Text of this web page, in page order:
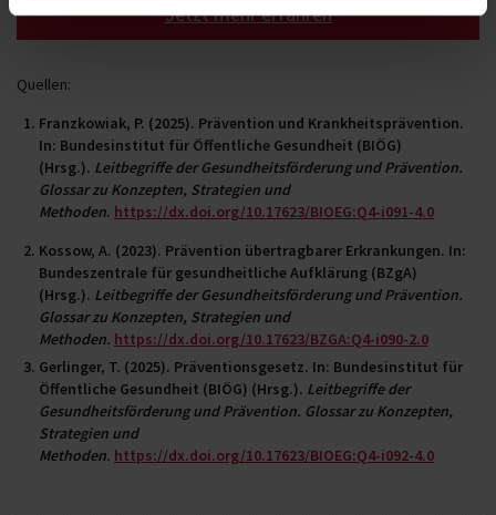
Jetzt mehr erfahren
Quellen:
Franzkowiak, P. (2025). Prävention und Krankheitsprävention.
In: Bundesinstitut für Öffentliche Gesundheit (BIÖG)
(Hrsg.). Leitbegriffe der Gesundheitsförderung und Prävention.
Glossar zu Konzepten, Strategien und
Methoden. https://dx.doi.org/10.17623/BIOEG:Q4-i091-4.0
Kossow, A. (2023). Prävention übertragbarer Erkrankungen. In:
Bundeszentrale für gesundheitliche Aufklärung (BZgA)
(Hrsg.). Leitbegriffe der Gesundheitsförderung und Prävention.
Glossar zu Konzepten, Strategien und
Methoden. https://dx.doi.org/10.17623/BZGA:Q4-i090-2.0
Gerlinger, T. (2025). Präventionsgesetz. In: Bundesinstitut für
Öffentliche Gesundheit (BIÖG) (Hrsg.). Leitbegriffe der
Gesundheitsförderung und Prävention. Glossar zu Konzepten,
Strategien und
Methoden. https://dx.doi.org/10.17623/BIOEG:Q4-i092-4.0